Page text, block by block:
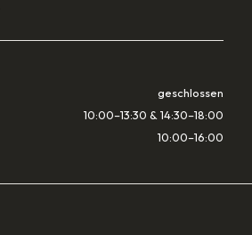
geschlossen
10:00–13:30 & 14:30–18:00
10:00–16:00